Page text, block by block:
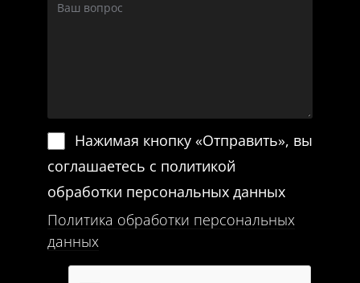
Нажимая кнопку «Отправить», вы
соглашаетесь с политикой
обработки персональных данных
Политика обработки персональных
данных